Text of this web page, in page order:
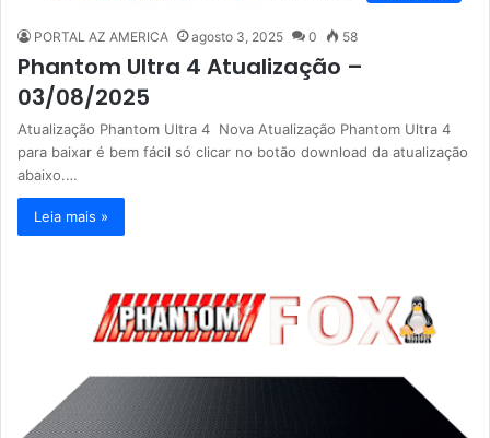
PORTAL AZ AMERICA agosto 3, 2025 0 58
Phantom Ultra 4 Atualização –
03/08/2025
Atualização Phantom Ultra 4 Nova Atualização Phantom Ultra 4
para baixar é bem fácil só clicar no botão download da atualização
abaixo.…
Leia mais »